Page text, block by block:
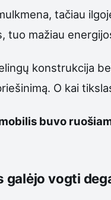
tačiau
tuo mažiau
konstrukcija
O kai
buvo
galėjo vogti